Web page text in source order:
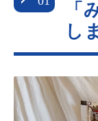
「
し